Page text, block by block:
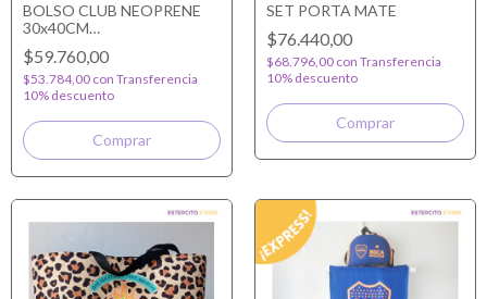
BOLSO CLUB NEOPRENE
30x40CM
PERSONALIZADO
$59.760,00
$53.784,00 con Transferencia
10% descuento
SET PORTA MATE
$76.440,00
$68.796,00 con Transferencia
10% descuento